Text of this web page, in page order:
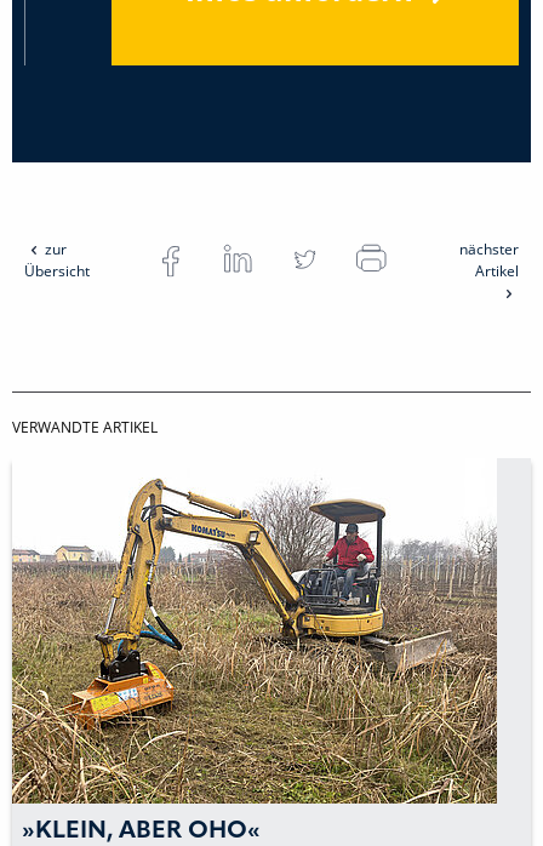
zur
Übersicht
nächster
Artikel
VERWANDTE ARTIKEL
»SICHER IST NUR DIE UNSICHERHEIT«